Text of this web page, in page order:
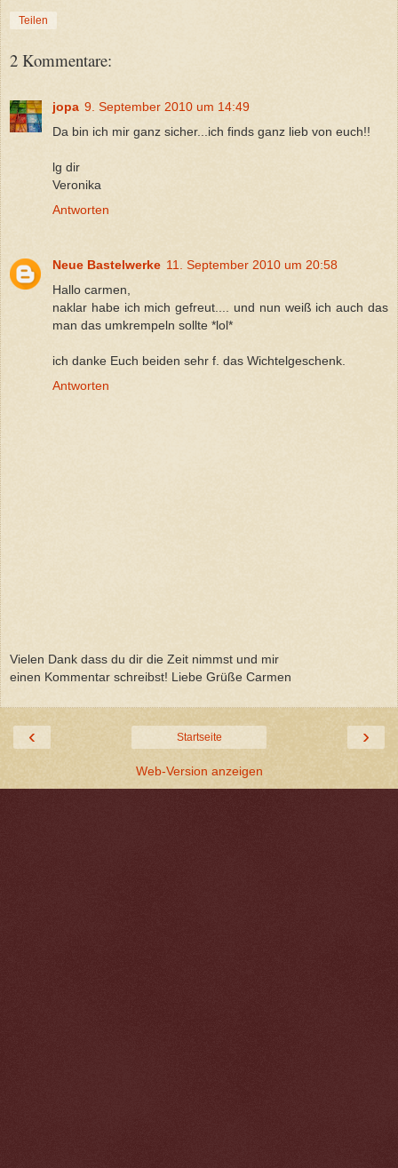
Teilen
2 Kommentare:
jopa 9. September 2010 um 14:49
Da bin ich mir ganz sicher...ich finds ganz lieb von euch!!
lg dir
Veronika
Antworten
Neue Bastelwerke 11. September 2010 um 20:58
Hallo carmen,
naklar habe ich mich gefreut.... und nun weiß ich auch das
man das umkrempeln sollte *lol*
ich danke Euch beiden sehr f. das Wichtelgeschenk.
Antworten
Vielen Dank dass du dir die Zeit nimmst und mir
einen Kommentar schreibst! Liebe Grüße Carmen
‹ ›
Startseite
Web-Version anzeigen